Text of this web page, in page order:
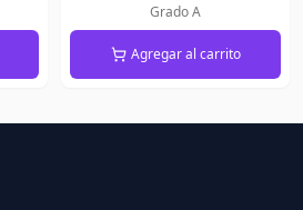
Grado A
Agregar al carrito